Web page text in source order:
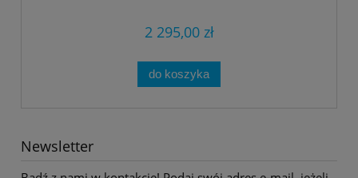
2 295,00 zł
do koszyka
Newsletter